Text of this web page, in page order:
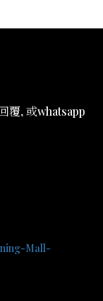
覆, 或whatsapp
Mall-